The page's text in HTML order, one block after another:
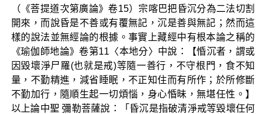
（《菩提道次第廣論》卷15）宗喀巴把昏沉分為二法切割
開來，而說昏是不善或有覆無記，沉是善與無記；然而這
樣的說法並無經論的根據。事實上藏經中有根本論之稱的
《瑜伽師地論》卷第11〈本地分〉中說：【惛沉者，謂或
因毀壞淨尸羅(也就是戒)等隨一善行，不守根門，食不知
量，不勤精進，減省睡眠，不正知住而有所作；於所修斷
不勤加行，隨順生起一切煩惱，身心惛昧，無堪任性。】
以上論中聖 彌勒菩薩說：「昏沉是指破清淨戒等毀壞任何